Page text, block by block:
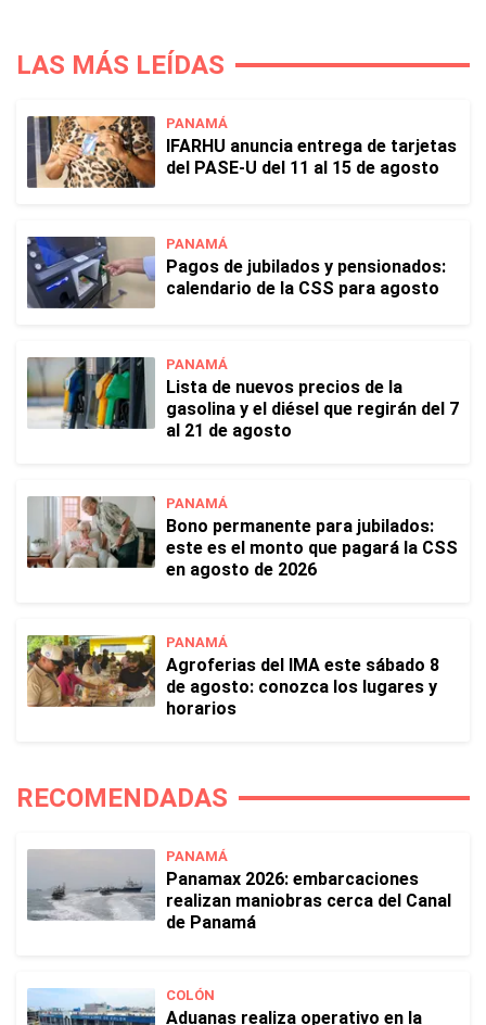
LAS MÁS LEÍDAS
PANAMÁ
IFARHU anuncia entrega de tarjetas
del PASE-U del 11 al 15 de agosto
PANAMÁ
Pagos de jubilados y pensionados:
calendario de la CSS para agosto
PANAMÁ
Lista de nuevos precios de la
gasolina y el diésel que regirán del 7
al 21 de agosto
PANAMÁ
Bono permanente para jubilados:
este es el monto que pagará la CSS
en agosto de 2026
PANAMÁ
Agroferias del IMA este sábado 8
de agosto: conozca los lugares y
horarios
RECOMENDADAS
PANAMÁ
Panamax 2026: embarcaciones
realizan maniobras cerca del Canal
de Panamá
COLÓN
Aduanas realiza operativo en la